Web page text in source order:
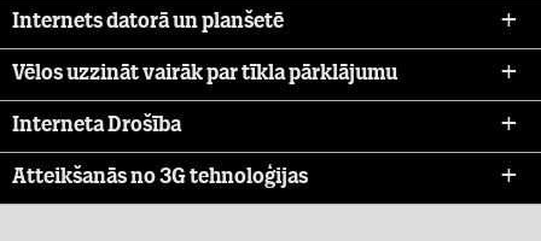
Internets datorā un planšetē
Vēlos uzzināt vairāk par tīkla pārklājumu
Interneta Drošība
Atteikšanās no 3G tehnoloģijas